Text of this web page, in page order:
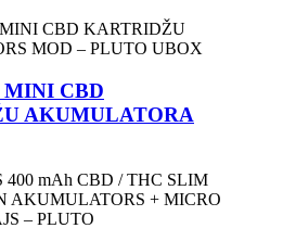
MINI CBD
AKUMULATORA